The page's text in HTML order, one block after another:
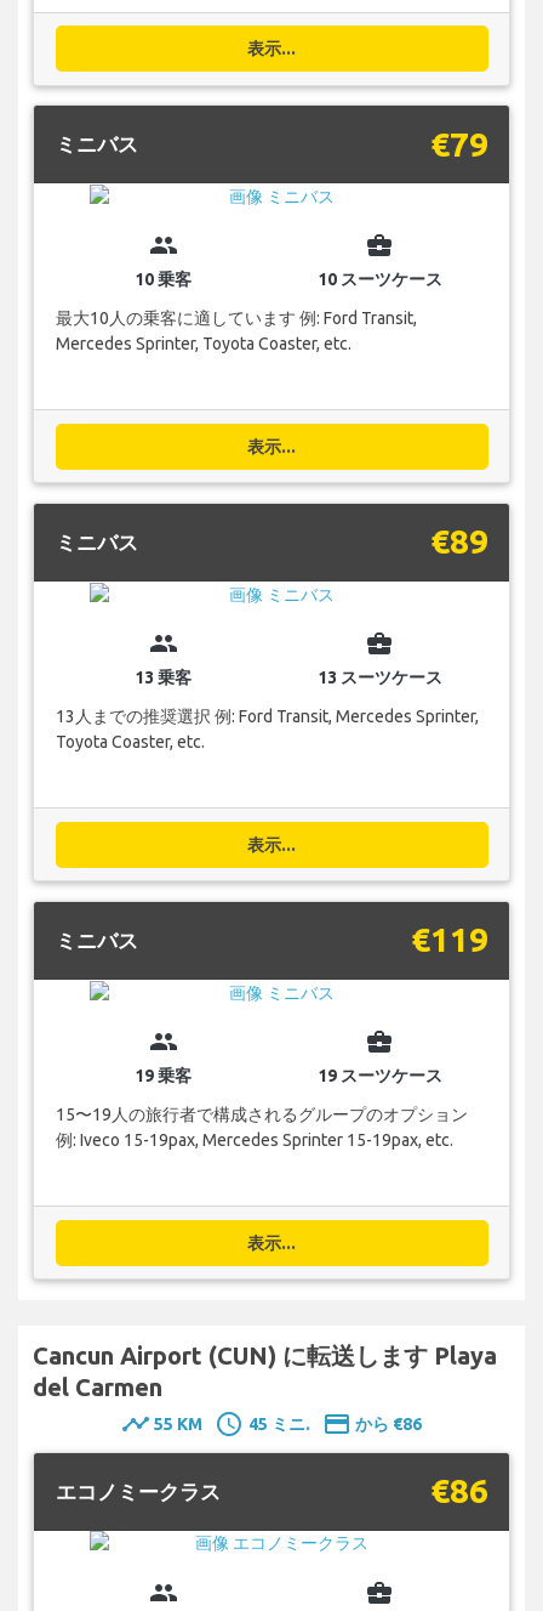
表示...
ミニバス €79
group
10 乗客
business_center
10 スーツケース
最大10人の乗客に適しています 例: Ford Transit,
Mercedes Sprinter, Toyota Coaster, etc.
表示...
ミニバス €89
group
13 乗客
business_center
13 スーツケース
13人までの推奨選択 例: Ford Transit, Mercedes Sprinter,
Toyota Coaster, etc.
表示...
ミニバス €119
group
19 乗客
business_center
19 スーツケース
15〜19人の旅行者で構成されるグループのオプション
例: Iveco 15-19pax, Mercedes Sprinter 15-19pax, etc.
表示...
Cancun Airport (CUN) に転送します Playa
del Carmen
timeline 55 KM schedule 45 ミニ. payment から €86
エコノミークラス €86
group business_center